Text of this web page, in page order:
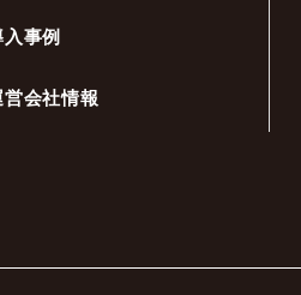
入事例
営会社情報